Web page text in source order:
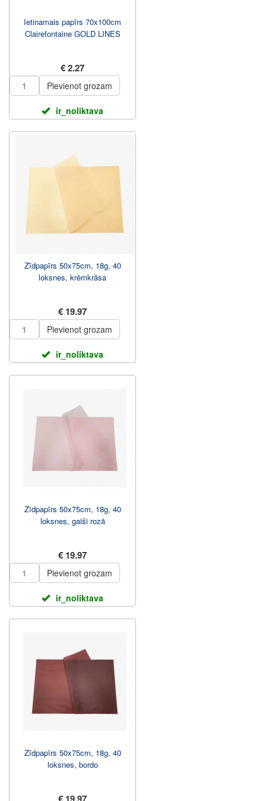
Ietinamais papīrs 70x100cm
Clairefontaine GOLD LINES
€ 2.27
Pievienot grozam
ir_noliktava
Zīdpapīrs 50x75cm, 18g, 40
loksnes, krēmkrāsa
€ 19.97
Pievienot grozam
ir_noliktava
Zīdpapīrs 50x75cm, 18g, 40
loksnes, gaiši rozā
€ 19.97
Pievienot grozam
ir_noliktava
Zīdpapīrs 50x75cm, 18g, 40
loksnes, bordo